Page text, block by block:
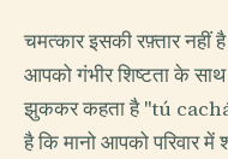
चमत्कार इसकी रफ़्तार नहीं
आपको गंभीर शिष्टता के
झुककर कहता है "tú
है कि मानो आपको परिवार में